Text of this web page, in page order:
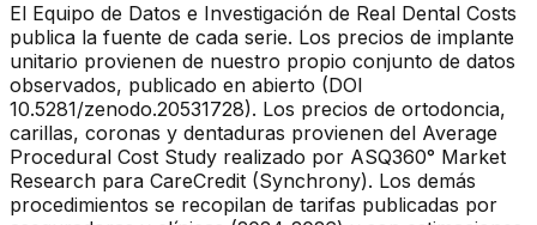
El Equipo de Datos e Investigación de Real Dental Costs
publica la fuente de cada serie. Los precios de implante
unitario provienen de nuestro propio conjunto de datos
observados, publicado en abierto (DOI
10.5281/zenodo.20531728). Los precios de ortodoncia,
carillas, coronas y dentaduras provienen del Average
Procedural Cost Study realizado por ASQ360° Market
Research para CareCredit (Synchrony). Los demás
procedimientos se recopilan de tarifas publicadas por